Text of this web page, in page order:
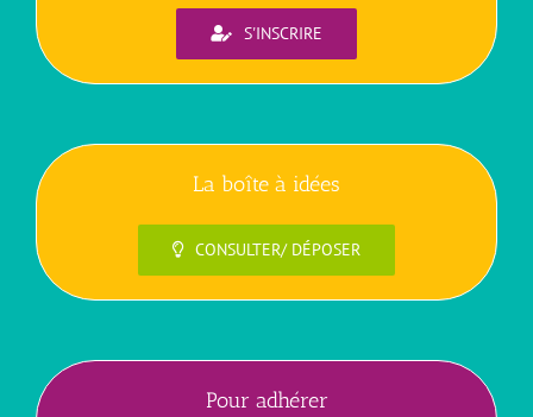
S'INSCRIRE
La boîte à idées
CONSULTER/ DÉPOSER
Pour adhérer